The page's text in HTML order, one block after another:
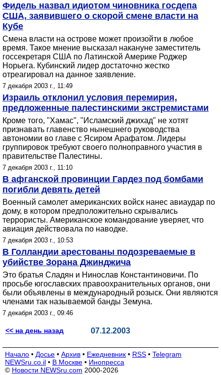
Фидель назвал идиотом чиновника госдепа
США, заявившего о скорой смене власти на
Кубе
Смена власти на острове может произойти в любое
время. Такое мнение высказал накануне заместитель
госсекретаря США по Латинской Америке Роджер
Норьега. Кубинский лидер достаточно жестко
отреагировал на данное заявление.
7 декабря 2003 г., 11:49
Израиль отклонил условия перемирия,
предложенные палестинскими экстремистами
Кроме того, "Хамас", "Исламский джихад" не хотят
признавать главенство нынешнего руководства
автономии во главе с Ясиром Арафатом. Лидеры
группировок требуют своего полноправного участия в
правительстве Палестины.
7 декабря 2003 г., 11:10
В афганской провинции Гардез под бомбами
погибли девять детей
Военный самолет американских войск нанес авиаудар по
дому, в котором предположительно скрывались
террористы. Американское командование уверяет, что
авиация действовала по наводке.
7 декабря 2003 г., 10:53
В Голландии арестованы подозреваемые в
убийстве Зорана Джинджича
Это братья Сладян и Нинослав Константиновичи. По
просьбе югославских правоохранительных органов, они
были объявлены в международный розыск. Они являются
членами так называемой банды Земуна.
7 декабря 2003 г., 09:46
<< на день назад 07.12.2003
Начало • Досье • Архив • Ежедневник • RSS • Telegram
NEWSru.co.il • В Москве • Инопресса
© Новости NEWSru.com 2000-2026